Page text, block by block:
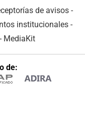
de avisos -
institucionales -
- MediaKit
de: